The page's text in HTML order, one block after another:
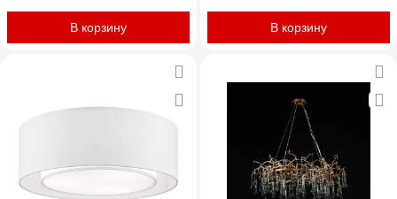
В корзину В корзину